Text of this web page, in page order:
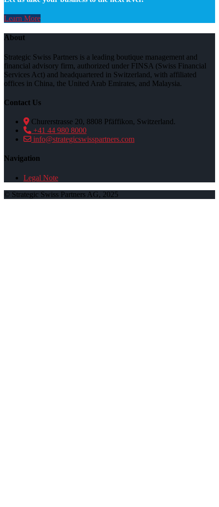
Learn More
About
Strategic Swiss Partners is a leading boutique management and
financial advisory firm, authorized under FINSA (Swiss Financial
Services Act) and headquartered in Switzerland, with affiliated
offices in China, the United Arab Emirates, and Malaysia.
Contact Us
Churerstrasse 20, 8808 Pfäffikon, Switzerland.
+41 44 980 8000
info@strategicswisspartners.com
Navigation
Legal Note
© Strategic Swiss Partners AG, 2025